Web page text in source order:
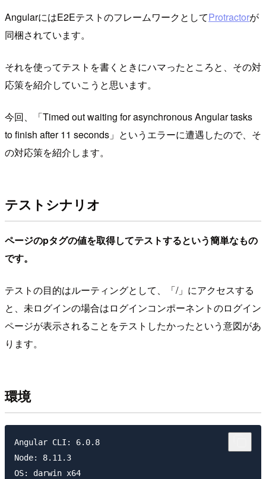
AngularにはE2EテストのフレームワークとしてProtractorが
同梱されています。
それを使ってテストを書くときにハマったところと、その対
応策を紹介していこうと思います。
今回、「Timed out waiting for asynchronous Angular tasks
to finish after 11 seconds」というエラーに遭遇したので、そ
の対応策を紹介します。
テストシナリオ
ページのpタグの値を取得してテストするという簡単なもの
です。
テストの目的はルーティングとして、「/」にアクセスする
と、未ログインの場合はログインコンポーネントのログイン
ページが表示されることをテストしたかったという意図があ
ります。
環境
Angular CLI: 6.0.8
Node: 8.11.3
OS: darwin x64